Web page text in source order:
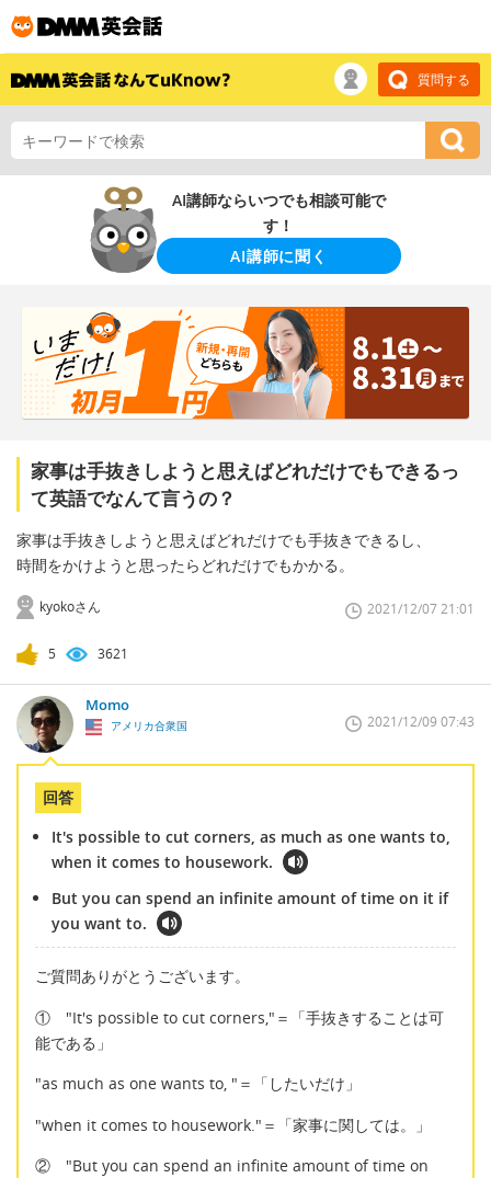
質問する
AI講師ならいつでも相談可能で
す！
AI講師に聞く
家事は手抜きしようと思えばどれだけでもできるっ
て英語でなんて言うの？
家事は手抜きしようと思えばどれだけでも手抜きできるし、
時間をかけようと思ったらどれだけでもかかる。
kyokoさん 2021/12/07 21:01
5 3621
Momo
アメリカ合衆国 2021/12/09 07:43
回答
It's possible to cut corners, as much as one wants to,
when it comes to housework.
But you can spend an infinite amount of time on it if
you want to.
ご質問ありがとうございます。
① "It's possible to cut corners,"＝「手抜きすることは可
能である」
"as much as one wants to, "＝「したいだけ」
"when it comes to housework."＝「家事に関しては。」
② "But you can spend an infinite amount of time on